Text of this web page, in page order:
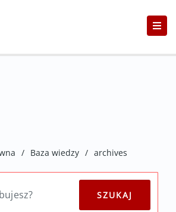
/ Baza wiedzy / archives